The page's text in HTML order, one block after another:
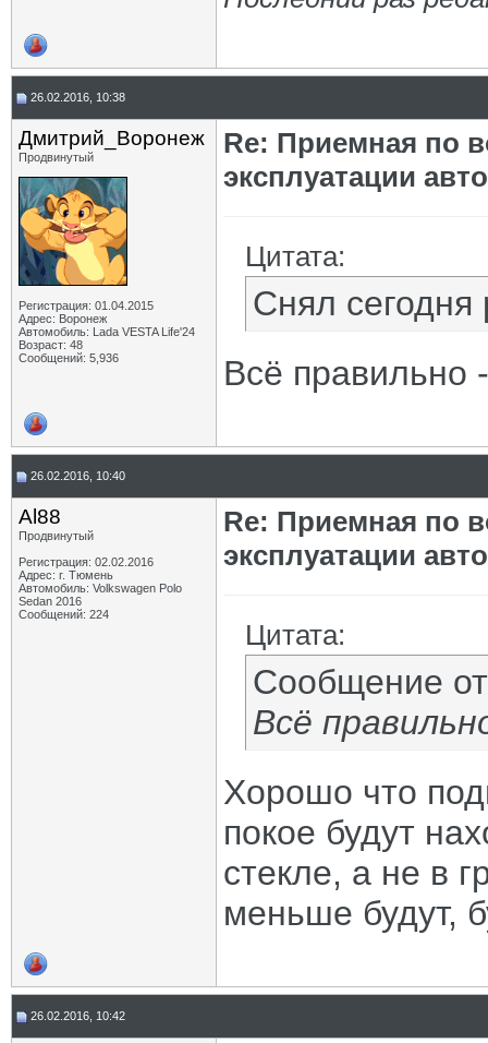
26.02.2016, 10:38
Дмитрий_Воронеж
Продвинутый
Регистрация: 01.04.2015
Адрес: Воронеж
Автомобиль: Lada VESTA Life'24
Возраст: 48
Сообщений: 5,936
Re: Приемная по
эксплуатации
Цитата:
Снял
Всё правильно
26.02.2016, 10:40
Al88
Продвинутый
Регистрация: 02.02.2016
Адрес: г. Тюмень
Автомобиль: Volkswagen Polo
Sedan 2016
Сообщений: 224
Re: Приемная по
эксплуатации
Цитата:
Сообщение
Всё
Хорошо что
покое будут
стекле, а не в
меньше будут,
26.02.2016, 10:42